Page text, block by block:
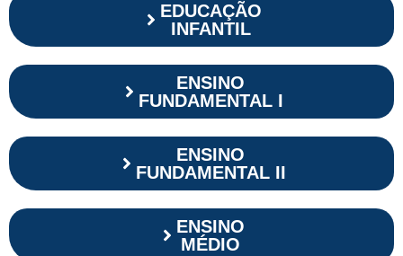
EDUCAÇÃO
INFANTIL
ENSINO
FUNDAMENTAL I
ENSINO
FUNDAMENTAL II
ENSINO
MÉDIO